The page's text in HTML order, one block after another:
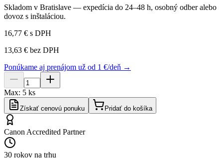
Skladom v Bratislave — expedícia do 24–48 h, osobný odber alebo
dovoz s inštaláciou.
16,77 € s DPH
13,63 € bez DPH
Ponúkame aj prenájom už od 1 €/deň →
Max: 5 ks
Získať cenovú ponuku Pridať do košíka
Canon Accredited Partner
30 rokov na trhu